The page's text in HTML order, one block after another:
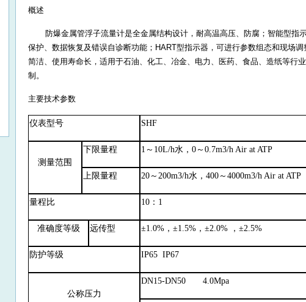
概述
防爆金属管浮子流量计是全金属结构设计，耐高温高压、防腐；智能型指
保护、数据恢复及错误自诊断功能； HART型指示器，可进行参数组态和现场
简洁、使用寿命长，适用于石油、化工、冶金、电力、医药、食品、造纸等行
制。
主要技术参数
仪表型号 SHF
测量范围
下限量程 1～10L/h水，0～0.7m3/h Air at ATP
上限量程 20～200m3/h水，400～4000m3/h Air at ATP
量程比 10：1
准确度等级 远传型 ±1.0%，±1.5%，±2.0% ，±2.5%
防护等级 IP65 IP67
公称压力
DN15-DN50 4.0Mpa